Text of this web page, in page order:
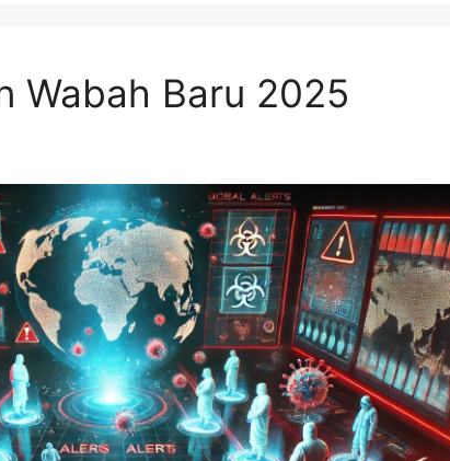
Wabah Baru 2025